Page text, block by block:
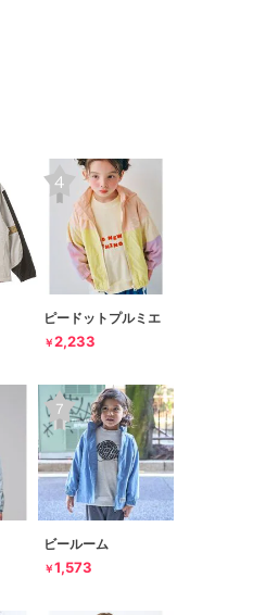
ピードットプルミエ
￥2,233
ビールーム
￥1,573